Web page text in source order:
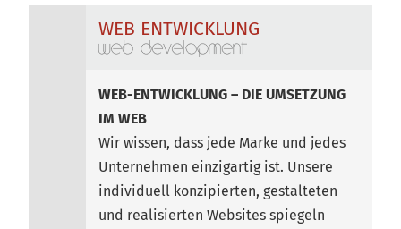
WEB ENTWICKLUNG
WEB-ENTWICKLUNG – DIE UMSETZUNG
IM WEB
Wir wissen, dass jede Marke und jedes
Unternehmen einzigartig ist. Unsere
individuell konzipierten, gestalteten
und realisierten Websites spiegeln